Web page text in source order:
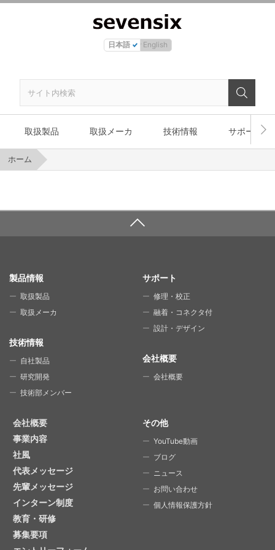
日本語 English
取扱製品 取扱メーカ 技術情報 サポート
ホーム
SITE MAP
製品情報
取扱製品
取扱メーカ
技術情報
自社製品
研究開発
技術部メンバー
サポート
修理・校正
融着・コネクタ付
設計・デザイン
会社概要
会社概要
会社概要
事業内容
社風
代表メッセージ
先輩メッセージ
インターン制度
教育・研修
募集要項
その他
YouTube動画
ブログ
ニュース
お問い合わせ
個人情報保護方針